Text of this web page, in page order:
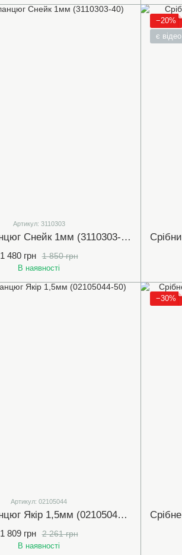
Артикул: 3110303
Срібний ланцюг Снейк 1мм (3110303-40)
1 850 грн
1 480 грн
В наявності
−20%
є відео
Артикул: 02105044
Срібний ланцюг Якір 1,5мм (02105044-50)
2 261 грн
1 809 грн
В наявності
−30%